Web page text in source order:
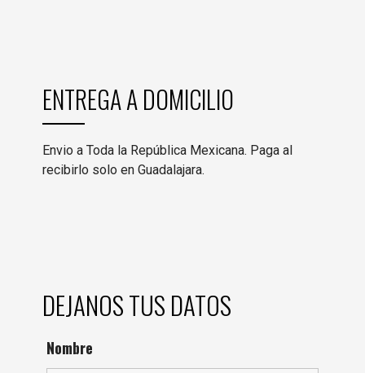
ENTREGA A DOMICILIO
Envio a Toda la República Mexicana. Paga al
recibirlo solo en Guadalajara.
DEJANOS TUS DATOS
Nombre